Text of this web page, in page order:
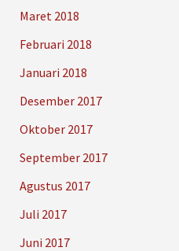
Maret 2018
Februari 2018
Januari 2018
Desember 2017
Oktober 2017
September 2017
Agustus 2017
Juli 2017
Juni 2017